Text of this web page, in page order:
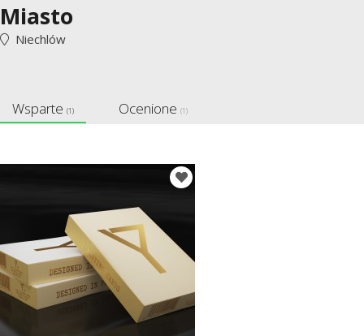
Miasto
Niechlów
Wsparte (1) Ocenione (1)